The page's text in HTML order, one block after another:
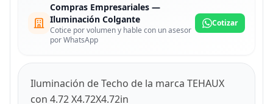
Compras Empresariales —
Iluminación Colgante
Cotice por volumen y hable con un asesor
por WhatsApp
Cotizar
Iluminación de Techo de la marca TEHAUX
con 4.72 X4.72X4.72in